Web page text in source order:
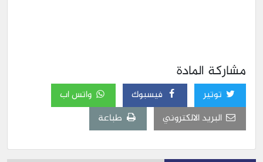
مشاركة المادة
توتير فيسبوك
واتس اب
البريد الالكتروني
طباعة